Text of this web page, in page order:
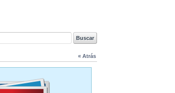
« Atrás